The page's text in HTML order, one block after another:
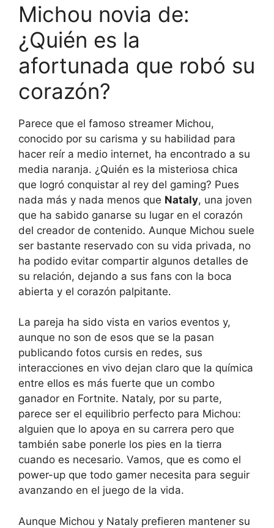
Michou novia de:
¿Quién es la
afortunada que robó su
corazón?
Parece que el famoso streamer Michou,
conocido por su carisma y su habilidad para
hacer reír a medio internet, ha encontrado a su
media naranja. ¿Quién es la misteriosa chica
que logró conquistar al rey del gaming? Pues
nada más y nada menos que Nataly, una joven
que ha sabido ganarse su lugar en el corazón
del creador de contenido. Aunque Michou suele
ser bastante reservado con su vida privada, no
ha podido evitar compartir algunos detalles de
su relación, dejando a sus fans con la boca
abierta y el corazón palpitante.
La pareja ha sido vista en varios eventos y,
aunque no son de esos que se la pasan
publicando fotos cursis en redes, sus
interacciones en vivo dejan claro que la química
entre ellos es más fuerte que un combo
ganador en Fortnite. Nataly, por su parte,
parece ser el equilibrio perfecto para Michou:
alguien que lo apoya en su carrera pero que
también sabe ponerle los pies en la tierra
cuando es necesario. Vamos, que es como el
power-up que todo gamer necesita para seguir
avanzando en el juego de la vida.
Aunque Michou y Nataly prefieren mantener su